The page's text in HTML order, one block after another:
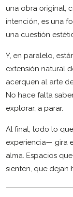
una obra original,
intención, es una
una cuestión
Y, en paralelo,
extensión natural
acerquen al arte
No hace falta
explorar, a parar.
Al final, todo lo
experiencia— gira
alma. Espacios
sienten, que dejan